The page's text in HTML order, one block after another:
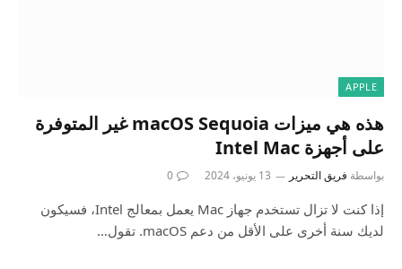
APPLE
هذه هي ميزات macOS Sequoia غير المتوفرة
على أجهزة Intel Mac
بواسطة فريق التحرير 13 يونيو، 2024 0
إذا كنت لا تزال تستخدم جهاز Mac يعمل بمعالج Intel، فسيكون
لديك سنة أخرى على الأقل من دعم macOS. تقول…